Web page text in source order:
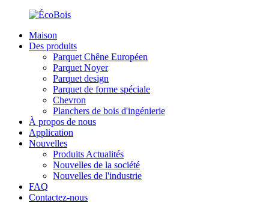
Maison
Des produits
Parquet Chêne Européen
Parquet Noyer
Parquet design
Parquet de forme spéciale
Chevron
Planchers de bois d'ingénierie
À propos de nous
Application
Nouvelles
Produits Actualités
Nouvelles de la société
Nouvelles de l'industrie
FAQ
Contactez-nous